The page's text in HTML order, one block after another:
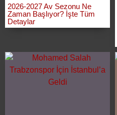
2026-2027 Av Sezonu Ne
Zaman Başlıyor? İşte Tüm
Detaylar